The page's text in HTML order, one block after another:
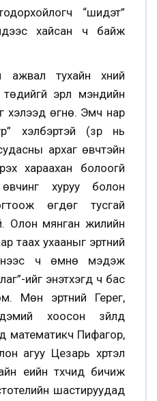
“шидэт”
хайсан ч байж
ажвал тухайн хүний
эрүүл мэндийн
хэлээд өгнө. Эмч нар
хэлбэртэй (үзүүр нь
архаг өвчтэйн
хараахан болоогүй
хуруу болон
өгдөг тусгай
Олон мянган жилийн
таах ухааныг эртний
ч өмнө мэдэж
ийг энэтхэгүүд ч бас
Мөн эртний Герег,
хоосон зүйлд
математикч Пифагор,
агуу Цезарь хүртэл
үеийн түүхчид бичиж
шастируудад